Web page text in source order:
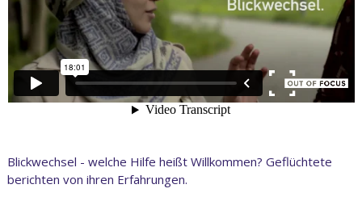
Blickwechsel - welche Hilfe heißt Willkommen? Geflüchtete
berichten von ihren Erfahrungen.